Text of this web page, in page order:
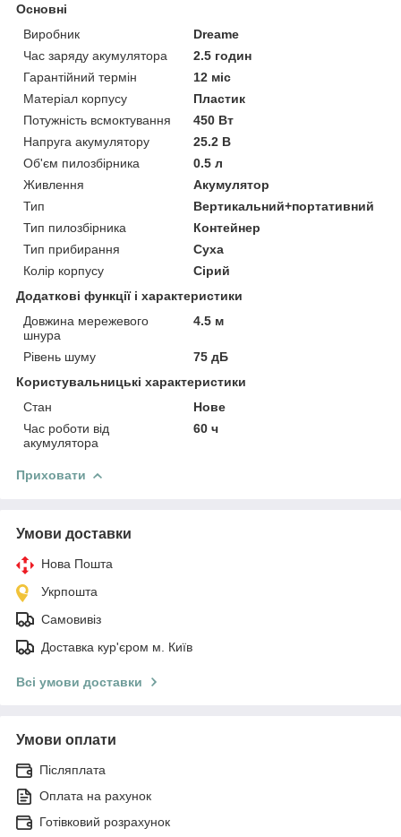
Основні
Виробник
Dreame
Час заряду акумулятора
2.5 годин
Гарантійний термін
12 міс
Матеріал корпусу
Пластик
Потужність всмоктування
450 Вт
Напруга акумулятору
25.2 В
Об'єм пилозбірника
0.5 л
Живлення
Акумулятор
Тип
Вертикальний+портативний
Тип пилозбірника
Контейнер
Тип прибирання
Суха
Колір корпусу
Сірий
Додаткові функції і характеристики
Довжина мережевого
шнура
4.5 м
Рівень шуму
75 дБ
Користувальницькі характеристики
Стан
Нове
Час роботи від
акумулятора
60 ч
Приховати
Умови доставки
Нова Пошта
Укрпошта
Самовивіз
Доставка кур'єром м. Київ
Всі умови доставки
Умови оплати
Післяплата
Оплата на рахунок
Готівковий розрахунок